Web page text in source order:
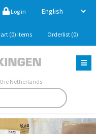
Log in
(0) items Orderlist (0)
the Netherlands